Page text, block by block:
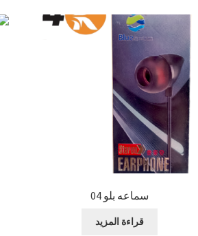
سماعه بلو 04
قراءة المزيد